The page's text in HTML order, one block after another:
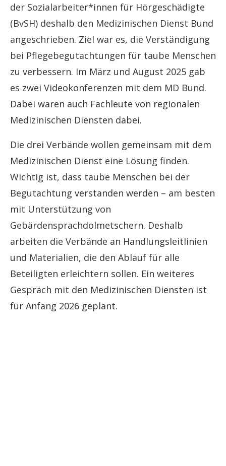
der Sozialarbeiter*innen für Hörgeschädigte
(BvSH) deshalb den Medizinischen Dienst Bund
angeschrieben. Ziel war es, die Verständigung
bei Pflegebegutachtungen für taube Menschen
zu verbessern. Im März und August 2025 gab
es zwei Videokonferenzen mit dem MD Bund.
Dabei waren auch Fachleute von regionalen
Medizinischen Diensten dabei.
Die drei Verbände wollen gemeinsam mit dem
Medizinischen Dienst eine Lösung finden.
Wichtig ist, dass taube Menschen bei der
Begutachtung verstanden werden – am besten
mit Unterstützung von
Gebärdensprachdolmetschern. Deshalb
arbeiten die Verbände an Handlungsleitlinien
und Materialien, die den Ablauf für alle
Beteiligten erleichtern sollen. Ein weiteres
Gespräch mit den Medizinischen Diensten ist
für Anfang 2026 geplant.